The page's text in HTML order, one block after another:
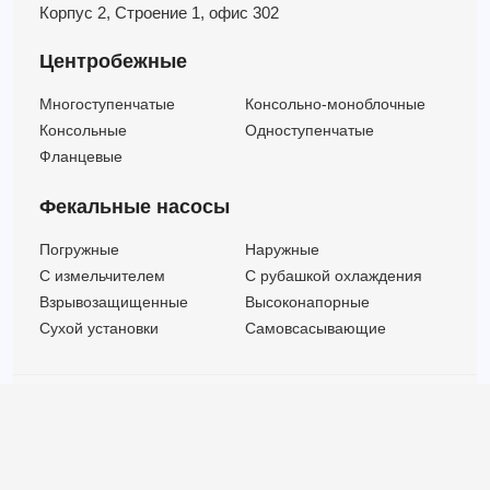
Корпус 2, Строение 1, офис 302
Центробежные
Многоступенчатые
Консольно-моноблочные
Консольные
Одноступенчатые
Фланцевые
Фекальные насосы
Погружные
Наружные
C измельчителем
С рубашкой охлаждения
Взрывозащищенные
Высоконапорные
Сухой установки
Самовсасывающие